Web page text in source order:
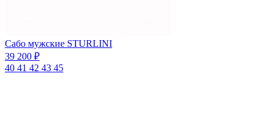
Сабо мужские STURLINI
39 200 ₽
40 41 42 43 45